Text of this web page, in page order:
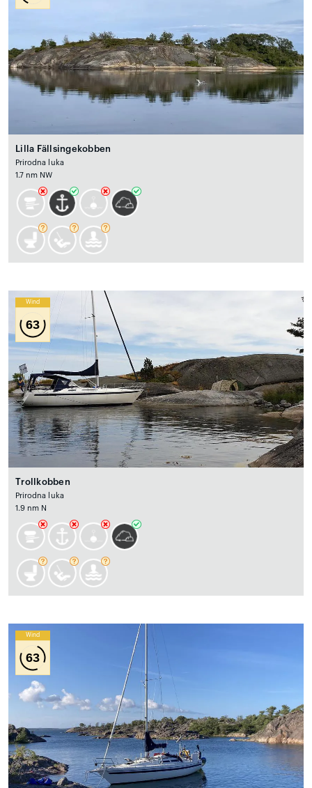
Lilla Fällsingekobben
Prirodna luka
1.7 nm NW
Wind
63
Trollkobben
Prirodna luka
1.9 nm N
Wind
63